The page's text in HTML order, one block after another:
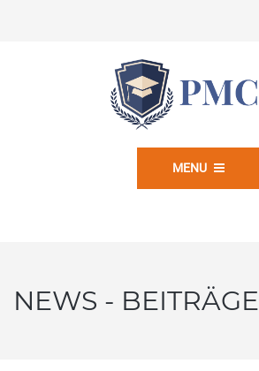
MENU
NEWS - BEITRÄGE